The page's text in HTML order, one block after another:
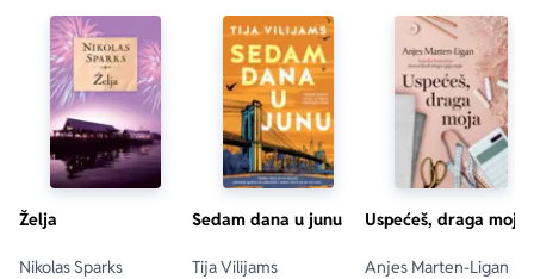
Želja
Nikolas Sparks
Sedam dana u junu
Tija Vilijams
Uspećeš, draga moja
Anjes Marten-Ligan